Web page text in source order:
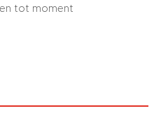
tot moment